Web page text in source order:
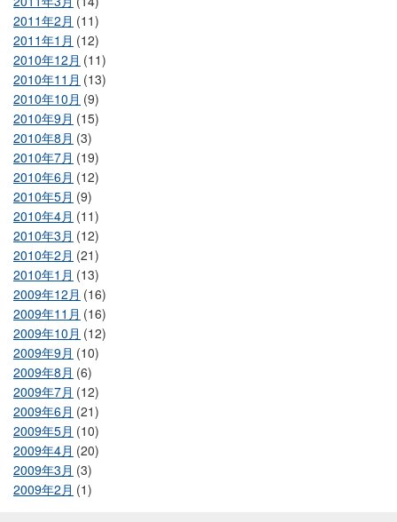
2011年2月 (11)
2011年1月 (12)
2010年12月 (11)
2010年11月 (13)
2010年10月 (9)
2010年9月 (15)
2010年8月 (3)
2010年7月 (19)
2010年6月 (12)
2010年5月 (9)
2010年4月 (11)
2010年3月 (12)
2010年2月 (21)
2010年1月 (13)
2009年12月 (16)
2009年11月 (16)
2009年10月 (12)
2009年9月 (10)
2009年8月 (6)
2009年7月 (12)
2009年6月 (21)
2009年5月 (10)
2009年4月 (20)
2009年3月 (3)
2009年2月 (1)